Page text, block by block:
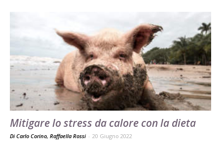
Mitigare lo stress da calore con la dieta
Di Carlo Corino, Raffaella Rossi - 20 Giugno 2022